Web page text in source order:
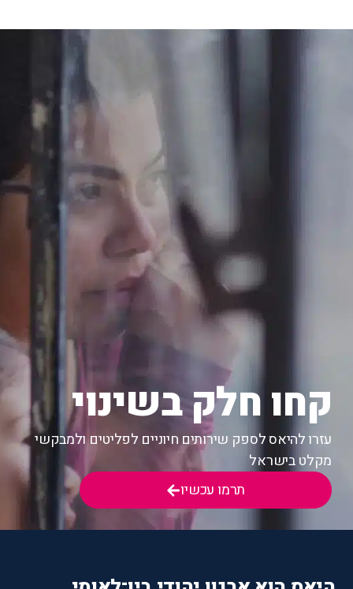
קחו חלק בשינוי
עזרו להיאס לספק שירותים חיוניים לפליטים ולמבקשי
מקלט בישראל
תרמו עכשיו